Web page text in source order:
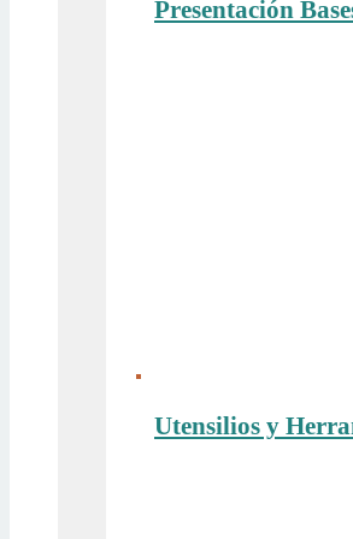
Presentación
Utensilios y